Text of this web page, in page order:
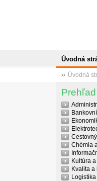
Úvodná
Úvodná
Chémia
Kultúra
Kvalita a